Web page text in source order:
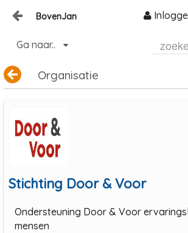
Naar content
BovenJan
Home
Zoeken
Ga naar..
Organisatie
Stichting Door & Voor
Ondersteuning Door & Voor
mensen